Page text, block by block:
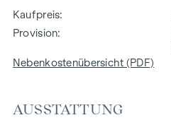
Kaufpreis
Provision
Nebenkostenübersicht (PDF)
AUSSTATTUNG